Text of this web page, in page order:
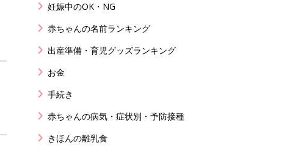
妊娠中のOK・NG
赤ちゃんの名前ランキング
出産準備・育児グッズランキング
お金
手続き
赤ちゃんの病気・症状別・予防接種
きほんの離乳食